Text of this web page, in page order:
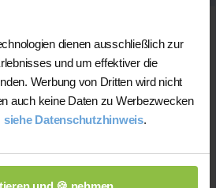
dienen ausschließlich zur
und um effektiver die
Werbung von Dritten wird nicht
auch keine Daten zu Werbezwecken
siehe Datenschutzhinweis.